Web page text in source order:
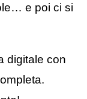
e poi ci si
digitale con